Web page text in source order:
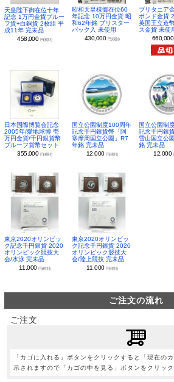
天皇陛下御在位十年
記念 1万円金貨プルー
フ貨+白銅貨 2枚組 平
成11年 完未品
458,000 円(税別)
昭和天皇様御在位60
年記念 10万円金貨 昭
和62年銘 ブリスター
パック入 未使用
430,000 円(税別)
ブリタニア
ポンド金貨
英国王立造
ス金貨 未使
660,000
日本国際博覧会記念
2005年/愛地球博 壱
万円金貨/千円銀貨幣
プルーフ貨幣セット
355,000 円(税別)
国立公園制度100周年
記念千円銀貨幣「阿
寒摩周国立公園」R7
年銘 完未品
12,000 円(税別)
国立公園制
記念千円銀
雪山国立公
銘 完未品
12,000
東京2020オリンピッ
ク記念千円銀貨 2020
オリンピック競技大
会/水泳 完未品
11,000円(税別)
東京2020オリンピッ
ク記念千円銀貨 2020
オリンピック競技大
会/陸上競技 完未品
11,000 円(税別)
ご注文の流れ
ご注文
「カゴに入れる」ボタンをクリックすると「現在の
示されますので「カゴの中を見る」ボタンをクリック